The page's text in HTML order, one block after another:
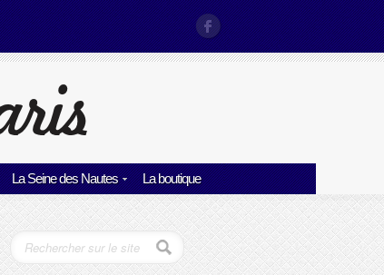
La Seine des Nautes La boutique